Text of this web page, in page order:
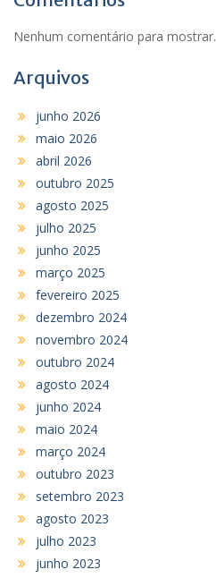
Nenhum comentário para mostrar.
Arquivos
junho 2026
maio 2026
abril 2026
outubro 2025
agosto 2025
julho 2025
junho 2025
março 2025
fevereiro 2025
dezembro 2024
novembro 2024
outubro 2024
agosto 2024
junho 2024
maio 2024
março 2024
outubro 2023
setembro 2023
agosto 2023
julho 2023
junho 2023